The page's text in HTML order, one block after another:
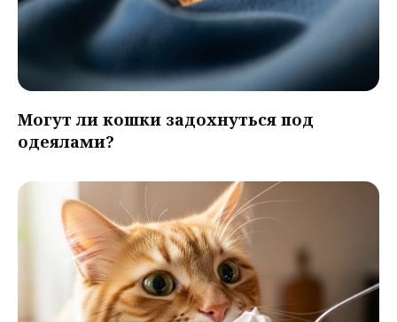
Могут ли кошки задохнуться под
одеялами?